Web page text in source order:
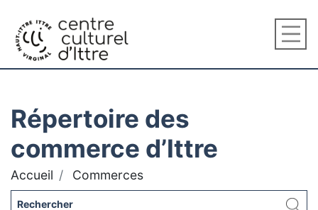
Répertoire des
commerce d’Ittre
Accueil Commerces